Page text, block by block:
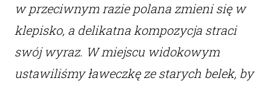
w przeciwnym razie polana zmieni się w
klepisko, a delikatna kompozycja straci
swój wyraz. W miejscu widokowym
ustawiliśmy ławeczkę ze starych belek, by